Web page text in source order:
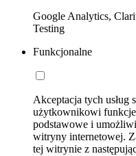
Google Analytics,
Testing
Funkcjonalne
Akceptacja tych usług
użytkownikowi
podstawowe i
witryny internetowej.
tej witrynie z